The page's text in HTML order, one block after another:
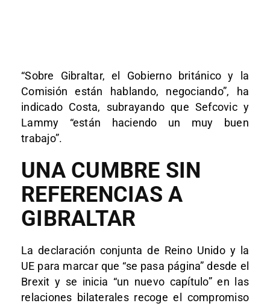
“Sobre Gibraltar, el Gobierno británico y la
Comisión están hablando, negociando”, ha
indicado Costa, subrayando que Sefcovic y
Lammy “están haciendo un muy buen
trabajo”.
UNA CUMBRE SIN
REFERENCIAS A
GIBRALTAR
La declaración conjunta de Reino Unido y la
UE para marcar que “se pasa página” desde el
Brexit y se inicia “un nuevo capítulo” en las
relaciones bilaterales recoge el compromiso